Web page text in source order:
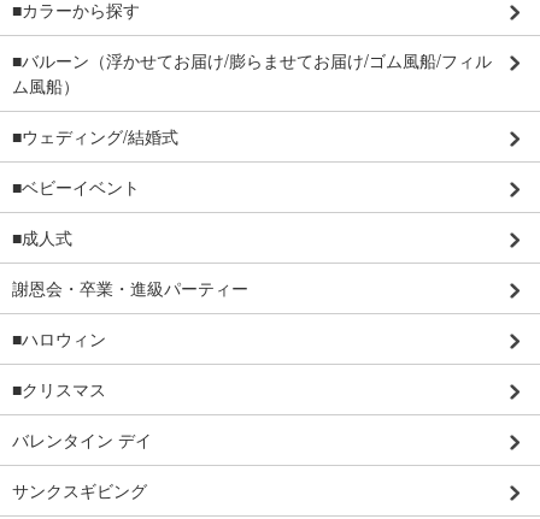
■カラーから探す
■バルーン（浮かせてお届け/膨らませてお届け/ゴム風船/フィル
ム風船）
■ウェディング/結婚式
■ベビーイベント
■成人式
謝恩会・卒業・進級パーティー
■ハロウィン
■クリスマス
バレンタイン デイ
サンクスギビング